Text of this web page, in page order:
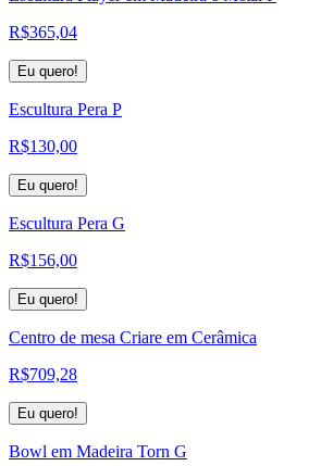
R$365,04
Eu quero!
Escultura Pera P
R$130,00
Eu quero!
Escultura Pera G
R$156,00
Eu quero!
Centro de mesa Criare em Cerâmica
R$709,28
Eu quero!
Bowl em Madeira Torn G